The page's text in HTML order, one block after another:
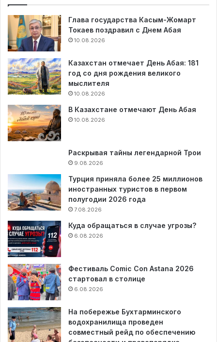
Глава государства Касым-Жомарт
Токаев поздравил с Днем Абая
10.08.2026
Казахстан отмечает День Абая: 181
год со дня рождения великого
мыслителя
10.08.2026
В Казахстане отмечают День Абая
10.08.2026
Раскрывая тайны легендарной Трои
9.08.2026
Турция приняла более 25 миллионов
иностранных туристов в первом
полугодии 2026 года
7.08.2026
Куда обращаться в случае угрозы?
6.08.2026
Фестиваль Comic Con Astana 2026
стартовал в столице
6.08.2026
На побережье Бухтарминского
водохранилища проведен
совместный рейд по обеспечению